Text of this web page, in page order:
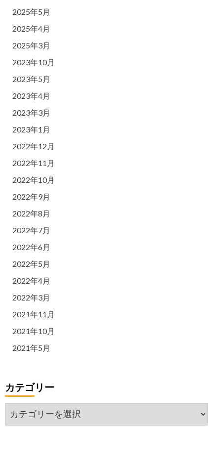
2025年5月
2025年4月
2025年3月
2023年10月
2023年5月
2023年4月
2023年3月
2023年1月
2022年12月
2022年11月
2022年10月
2022年9月
2022年8月
2022年7月
2022年6月
2022年5月
2022年4月
2022年3月
2021年11月
2021年10月
2021年5月
カテゴリー